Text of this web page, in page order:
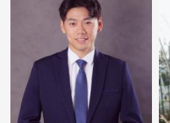
尤其在爱情方面，尤其是处于恋爱初期阶段的男女。两个陌生人，不同的生活方式、成长环境，在相互并不了解的基础上，去互相信任可能不大容易做到。这个时候就需要双方换位思考
每个人对爱的表达方式不一样，有人喜欢爱就说出来，而有的人不善于表达。在爱的旅途中，有人坐的是动车，有人坐的是慢车。但我想
爱情中多些理解，多些宽容、多些换位思考,唯有如此，
【火车之约】非常勿扰，用心最好
【Lucky潘多拉】
有时候，上天没有给你
【妮子123】看起来幸福的人，心里也许有难言的苦；时常挂着笑的人，心里也许有无声的泪；炫耀生活的人，可能远没表面那么风光。一个人
【雪_】 别忘了答应自己要做的事情，别忘了
【allure】
一切看眼缘吧。